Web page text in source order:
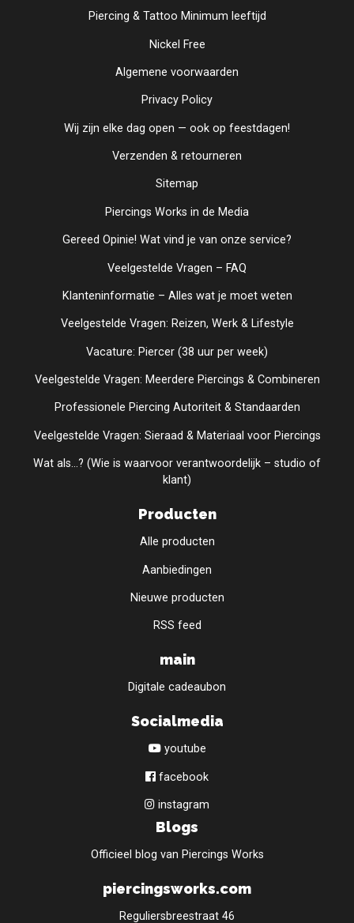
Piercing & Tattoo Minimum leeftijd
Nickel Free
Algemene voorwaarden
Privacy Policy
Wij zijn elke dag open — ook op feestdagen!
Verzenden & retourneren
Sitemap
Piercings Works in de Media
Gereed Opinie! Wat vind je van onze service?
Veelgestelde Vragen – FAQ
Klanteninformatie – Alles wat je moet weten
Veelgestelde Vragen: Reizen, Werk & Lifestyle
Vacature: Piercer (38 uur per week)
Veelgestelde Vragen: Meerdere Piercings & Combineren
Professionele Piercing Autoriteit & Standaarden
Veelgestelde Vragen: Sieraad & Materiaal voor Piercings
Wat als...? (Wie is waarvoor verantwoordelijk – studio of
klant)
Producten
Alle producten
Aanbiedingen
Nieuwe producten
RSS feed
main
Digitale cadeaubon
Socialmedia
youtube
facebook
instagram
Blogs
Officieel blog van Piercings Works
piercingsworks.com
Reguliersbreestraat 46